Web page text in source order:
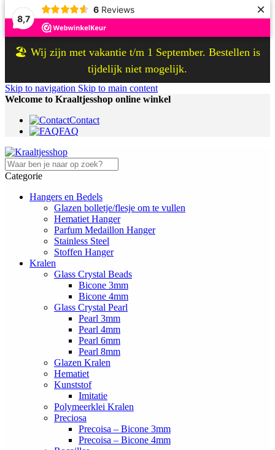
8,7
6 Reviews ×
🏖️ Wij zijn met vakantie t/m 1 September. Bestellen is
tijdelijk niet mogelijk.
Skip to navigation Skip to main content
Welcome to Kraaltjesshop online winkel
Contact
FAQ
Categorie
Hangers en Bedels
Glazen bolletje/flesje om te vullen
Hematiet Hanger
Parfum Medaillon Hanger
Stainless Steel
Stoffen Hanger
Kralen
Glass Crystal Beads
Bicone 3mm
Bicone 4mm
Glass Crystal Pearl
Pearl 3mm
Pearl 4mm
Pearl 6mm
Pearl 8mm
Glazen Kralen
Hematiet
Kunststof
Imitatie
Polymeerklei Kralen
Preciosa
Precoisa – Bicone 3mm
Precoisa – Bicone 4mm